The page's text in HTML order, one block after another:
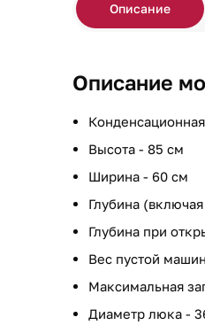
Описание
Описание
Высота - 85 см
Ширина - 60 см
Глубина
Глубина при
Вес пустой
Максимальная
Диаметр люка -